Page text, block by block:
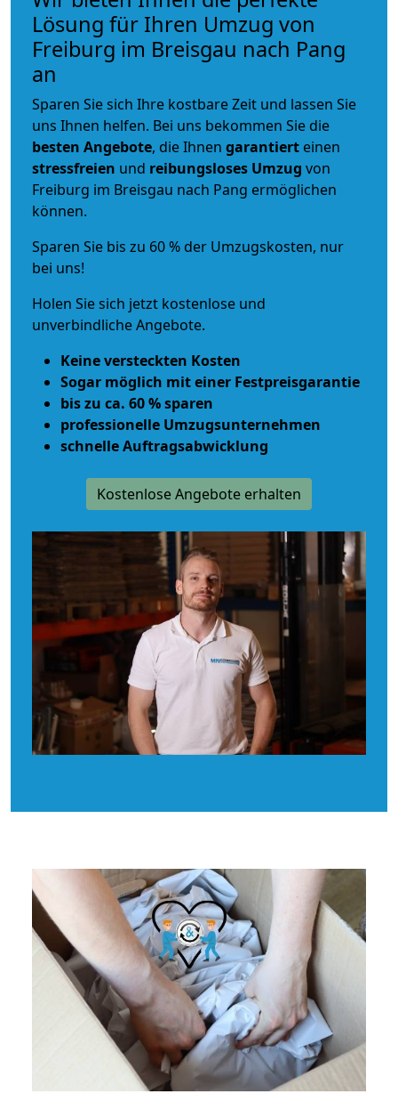
Lösung für Ihren Umzug von
Freiburg im Breisgau nach Pang
an
Sparen Sie sich Ihre kostbare Zeit und lassen Sie
uns Ihnen helfen. Bei uns bekommen Sie die
besten Angebote, die Ihnen garantiert einen
stressfreien und reibungsloses Umzug von
Freiburg im Breisgau nach Pang ermöglichen
können.
Sparen Sie bis zu 60 % der Umzugskosten, nur
bei uns!
Holen Sie sich jetzt kostenlose und
unverbindliche Angebote.
Keine versteckten Kosten
Sogar möglich mit einer Festpreisgarantie
bis zu ca. 60 % sparen
professionelle Umzugsunternehmen
schnelle Auftragsabwicklung
Kostenlose Angebote erhalten